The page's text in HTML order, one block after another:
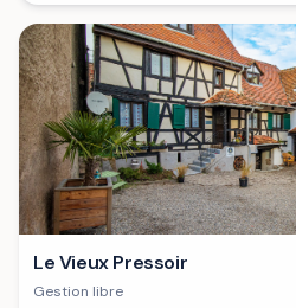
Le Vieux Pressoir
Gestion libre